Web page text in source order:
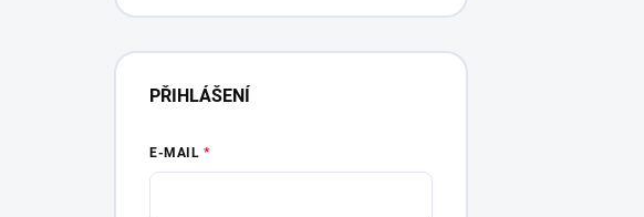
PŘIHLÁŠENÍ
E-MAIL